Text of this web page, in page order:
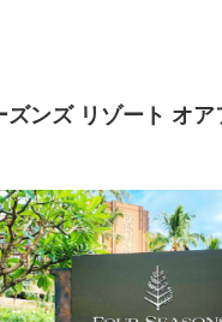
ズンズ リゾート オア